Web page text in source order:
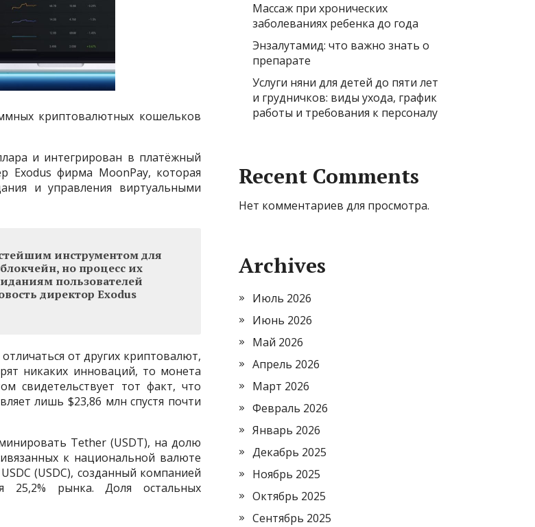
криптовалютных кошельков
и интегрирован в платёжный
Exodus фирма MoonPay, которая
и управления виртуальными
инструментом для
но процесс их
пользователей
директор Exodus
от других криптовалют,
никаких инноваций, то монета
свидетельствует тот факт, что
лишь $23,86 млн спустя почти
Tether (USDT), на долю
к национальной валюте
(USDC), созданный компанией
25,2% рынка. Доля остальных
Массаж при хронических
заболеваниях ребенка до года
Энзалутамид: что важно знать о
препарате
Услуги няни для детей до пяти лет
и грудничков: виды ухода, график
работы и требования к персоналу
Recent Comments
Нет комментариев для просмотра.
Archives
Июль 2026
Июнь 2026
Май 2026
Апрель 2026
Март 2026
Февраль 2026
Январь 2026
Декабрь 2025
Ноябрь 2025
Октябрь 2025
Сентябрь 2025